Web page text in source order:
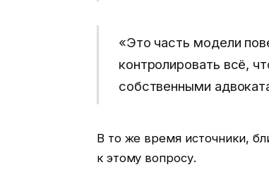
«Это часть модели
контролировать всё,
собственными
В то же время источники,
к этому вопросу.